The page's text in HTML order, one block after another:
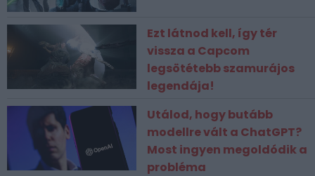
Ezt látnod kell, így tér
vissza a Capcom
legsötétebb szamurájos
legendája!
Utálod, hogy butább
modellre vált a ChatGPT?
Most ingyen megoldódik a
probléma